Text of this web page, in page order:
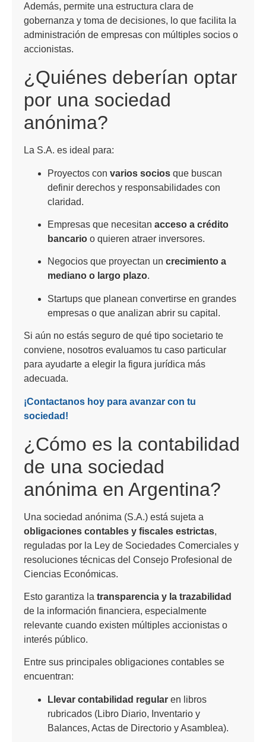
Además, permite una estructura clara de
gobernanza y toma de decisiones, lo que facilita la
administración de empresas con múltiples socios o
accionistas.
¿Quiénes deberían optar
por una sociedad
anónima?
La S.A. es ideal para:
Proyectos con varios socios que buscan
definir derechos y responsabilidades con
claridad.
Empresas que necesitan acceso a crédito
bancario o quieren atraer inversores.
Negocios que proyectan un crecimiento a
mediano o largo plazo.
Startups que planean convertirse en grandes
empresas o que analizan abrir su capital.
Si aún no estás seguro de qué tipo societario te
conviene, nosotros evaluamos tu caso particular
para ayudarte a elegir la figura jurídica más
adecuada.
¡Contactanos hoy para avanzar con tu
sociedad!
¿Cómo es la contabilidad
de una sociedad
anónima en Argentina?
Una sociedad anónima (S.A.) está sujeta a
obligaciones contables y fiscales estrictas,
reguladas por la Ley de Sociedades Comerciales y
resoluciones técnicas del Consejo Profesional de
Ciencias Económicas.
Esto garantiza la transparencia y la trazabilidad
de la información financiera, especialmente
relevante cuando existen múltiples accionistas o
interés público.
Entre sus principales obligaciones contables se
encuentran:
Llevar contabilidad regular en libros
rubricados (Libro Diario, Inventario y
Balances, Actas de Directorio y Asamblea).